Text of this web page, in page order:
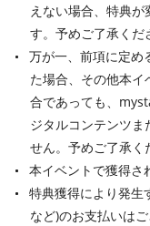
えない場合、特典
す。予めご了承くだ
万が一、前項に定め
た場合、その他本
合であっても、
ジタルコンテンツま
せん。予めご了承く
本イベントで獲得さ
特典獲得により発生
など)のお支払いはご